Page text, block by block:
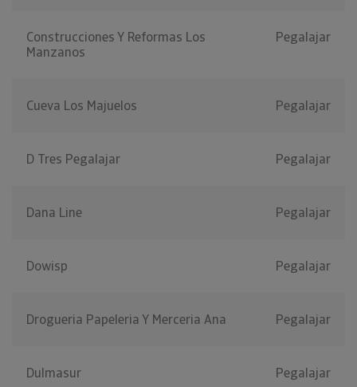
Construcciones Y Reformas Los
Manzanos
Pegalajar
Cueva Los Majuelos Pegalajar
D Tres Pegalajar Pegalajar
Dana Line Pegalajar
Dowisp Pegalajar
Drogueria Papeleria Y Merceria Ana Pegalajar
Dulmasur Pegalajar